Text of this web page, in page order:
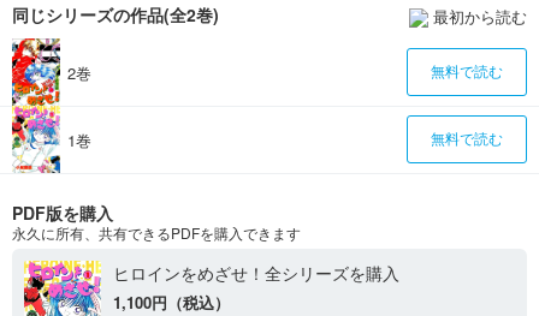
同じシリーズの作品(全2巻) 最初から読む
2巻 無料で読む
1巻 無料で読む
PDF版を購入
永久に所有、共有できるPDFを購入できます
ヒロインをめざせ！全シリーズを購入
1,100円（税込）